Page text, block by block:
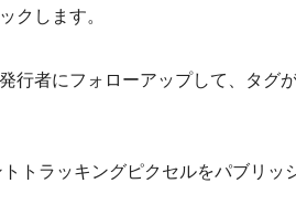
クします。
発行者にフォローアップして、タ
トトラッキングピクセルをパブリッ